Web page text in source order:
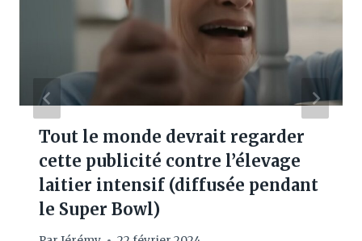
Tout le monde devrait regarder
cette publicité contre l’élevage
laitier intensif (diffusée pendant
le Super Bowl)